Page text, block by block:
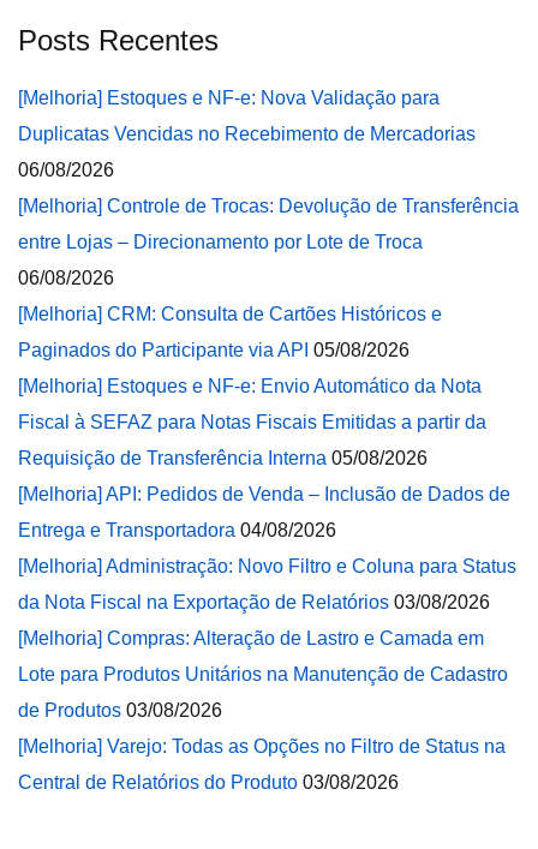
Posts Recentes
[Melhoria] Estoques e NF-e: Nova Validação para
Duplicatas Vencidas no Recebimento de Mercadorias
06/08/2026
[Melhoria] Controle de Trocas: Devolução de Transferência
entre Lojas – Direcionamento por Lote de Troca
06/08/2026
[Melhoria] CRM: Consulta de Cartões Históricos e
Paginados do Participante via API 05/08/2026
[Melhoria] Estoques e NF-e: Envio Automático da Nota
Fiscal à SEFAZ para Notas Fiscais Emitidas a partir da
Requisição de Transferência Interna 05/08/2026
[Melhoria] API: Pedidos de Venda – Inclusão de Dados de
Entrega e Transportadora 04/08/2026
[Melhoria] Administração: Novo Filtro e Coluna para Status
da Nota Fiscal na Exportação de Relatórios 03/08/2026
[Melhoria] Compras: Alteração de Lastro e Camada em
Lote para Produtos Unitários na Manutenção de Cadastro
de Produtos 03/08/2026
[Melhoria] Varejo: Todas as Opções no Filtro de Status na
Central de Relatórios do Produto 03/08/2026